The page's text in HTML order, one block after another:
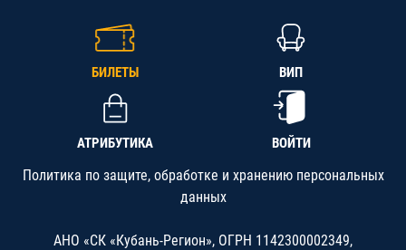
БИЛЕТЫ ВИП
АТРИБУТИКА ВОЙТИ
Политика по защите, обработке и хранению персональных
данных
АНО «СК «Кубань-Регион», ОГРН 1142300002349,